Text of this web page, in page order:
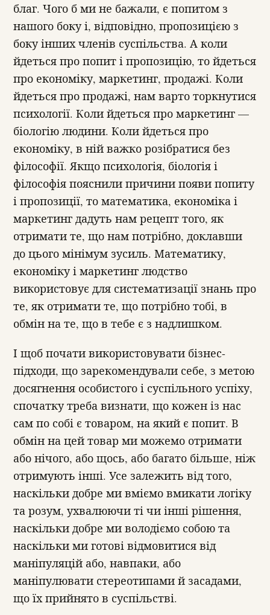
благ. Чого б ми не бажали, є попитом з
нашого боку і, відповідно, пропозицією з
боку інших членів суспільства. А коли
йдеться про попит і пропозицію, то йдеться
про економіку, маркетинг, продажі. Коли
йдеться про продажі, нам варто торкнутися
психології. Коли йдеться про маркетинг —
біологію людини. Коли йдеться про
економіку, в ній важко розібратися без
філософії. Якщо психологія, біологія і
філософія пояснили причини появи попиту
і пропозиції, то математика, економіка і
маркетинг дадуть нам рецепт того, як
отримати те, що нам потрібно, доклавши
до цього мінімум зусиль. Математику,
економіку і маркетинг людство
використовує для систематизації знань про
те, як отримати те, що потрібно тобі, в
обмін на те, що в тебе є з надлишком.
І щоб почати використовувати бізнес-
підходи, що зарекомендували себе, з метою
досягнення особистого і суспільного успіху,
спочатку треба визнати, що кожен із нас
сам по собі є товаром, на який є попит. В
обмін на цей товар ми можемо отримати
або нічого, або щось, або багато більше, ніж
отримують інші. Усе залежить від того,
наскільки добре ми вміємо вмикати логіку
та розум, ухвалюючи ті чи інші рішення,
наскільки добре ми володіємо собою та
наскільки ми готові відмовитися від
маніпуляцій або, навпаки, або
маніпулювати стереотипами й засадами,
що їх прийнято в суспільстві.